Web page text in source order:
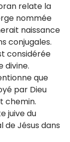
relate la
nommée
naissance
conjugales.
considérée
divine.
que
par Dieu
chemin.
juive du
de Jésus dans